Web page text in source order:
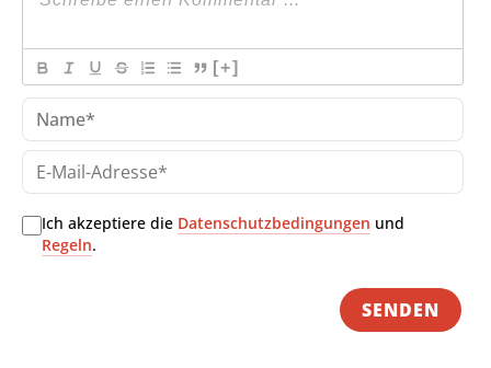
[+]
E-
Ich akzeptiere die Datenschutzbedingungen und
Regeln.